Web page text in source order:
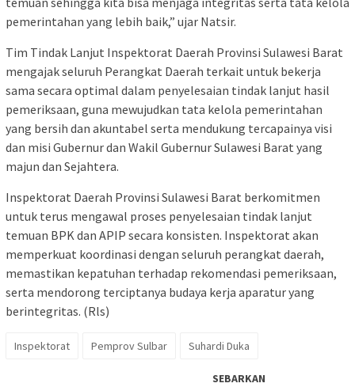
pemerintahan yang lebih baik,” ujar Natsir.
Tim Tindak Lanjut Inspektorat Daerah Provinsi Sulawesi Barat
mengajak seluruh Perangkat Daerah terkait untuk bekerja
sama secara optimal dalam penyelesaian tindak lanjut hasil
pemeriksaan, guna mewujudkan tata kelola pemerintahan
yang bersih dan akuntabel serta mendukung tercapainya visi
dan misi Gubernur dan Wakil Gubernur Sulawesi Barat yang
majun dan Sejahtera.
Inspektorat Daerah Provinsi Sulawesi Barat berkomitmen
untuk terus mengawal proses penyelesaian tindak lanjut
temuan BPK dan APIP secara konsisten. Inspektorat akan
memperkuat koordinasi dengan seluruh perangkat daerah,
memastikan kepatuhan terhadap rekomendasi pemeriksaan,
serta mendorong terciptanya budaya kerja aparatur yang
berintegritas. (Rls)
Inspektorat Pemprov Sulbar Suhardi Duka
SEBARKAN